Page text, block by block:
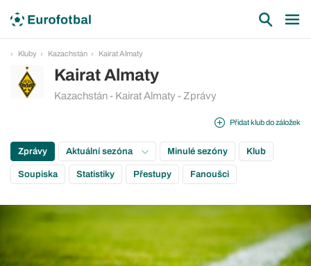
Kluby Kazachstán Kairat Almaty
Kairat Almaty
Kazachstán - Kairat Almaty - Zprávy
Přidat klub do záložek
Zprávy Aktuální sezóna Minulé sezóny Klub
Soupiska Statistiky Přestupy Fanoušci